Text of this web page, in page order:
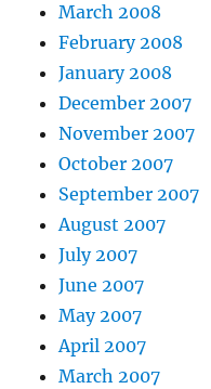
March 2008
February 2008
January 2008
December 2007
November 2007
October 2007
September 2007
August 2007
July 2007
June 2007
May 2007
April 2007
March 2007